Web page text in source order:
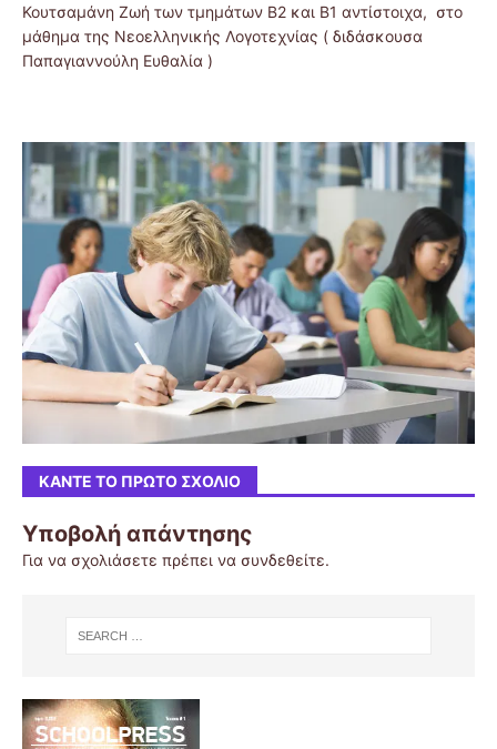
Κουτσαμάνη Ζωή των τμημάτων Β2 και Β1 αντίστοιχα, στο
μάθημα της Νεοελληνικής Λογοτεχνίας ( διδάσκουσα
Παπαγιαννούλη Ευθαλία )
ΚΆΝΤΕ ΤΟ ΠΡΏΤΟ ΣΧΌΛΙΟ
Υποβολή απάντησης
Για να σχολιάσετε πρέπει να συνδεθείτε.